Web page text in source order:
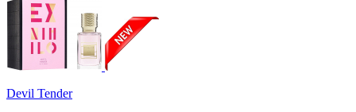
Devil Tender